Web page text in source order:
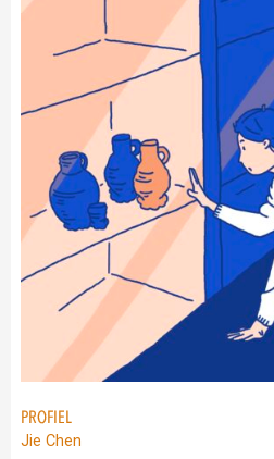
PROFIEL
Jie Chen